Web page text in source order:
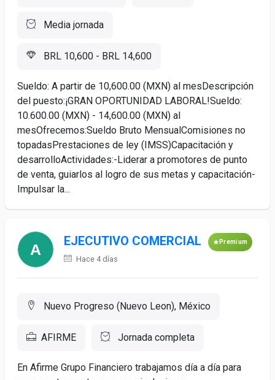
Media jornada
BRL 10,600 - BRL 14,600
Sueldo: A partir de 10,600.00 (MXN) al mesDescripción
del puesto:¡GRAN OPORTUNIDAD LABORAL!Sueldo:
10.600.00 (MXN) - 14,600.00 (MXN) al
mesOfrecemos:Sueldo Bruto MensualComisiones no
topadasPrestaciones de ley (IMSS)Capacitación y
desarrolloActividades:-Liderar a promotores de punto
de venta, guiarlos al logro de sus metas y capacitación-
Impulsar la...
EJECUTIVO COMERCIAL Premium
Hace 4 días
Nuevo Progreso (Nuevo Leon), México
AFIRME Jornada completa
En Afirme Grupo Financiero trabajamos día a día para